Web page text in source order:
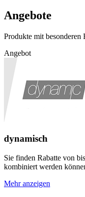
Angebote
Produkte mit besonderen
Angebot
dynamisch
Sie finden Rabatte von
kombiniert werden
Mehr anzeigen